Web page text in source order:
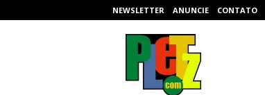
NEWSLETTER ANUNCIE CONTATO